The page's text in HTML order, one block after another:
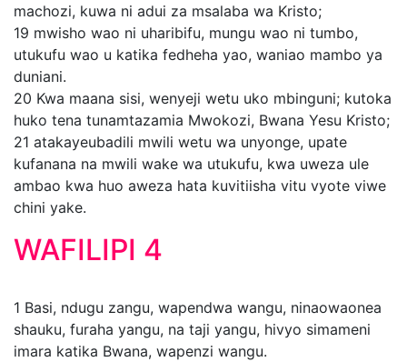
machozi, kuwa ni adui za msalaba wa Kristo;
19 mwisho wao ni uharibifu, mungu wao ni tumbo,
utukufu wao u katika fedheha yao, waniao mambo ya
duniani.
20 Kwa maana sisi, wenyeji wetu uko mbinguni; kutoka
huko tena tunamtazamia Mwokozi, Bwana Yesu Kristo;
21 atakayeubadili mwili wetu wa unyonge, upate
kufanana na mwili wake wa utukufu, kwa uweza ule
ambao kwa huo aweza hata kuvitiisha vitu vyote viwe
chini yake.
WAFILIPI 4
1 Basi, ndugu zangu, wapendwa wangu, ninaowaonea
shauku, furaha yangu, na taji yangu, hivyo simameni
imara katika Bwana, wapenzi wangu.